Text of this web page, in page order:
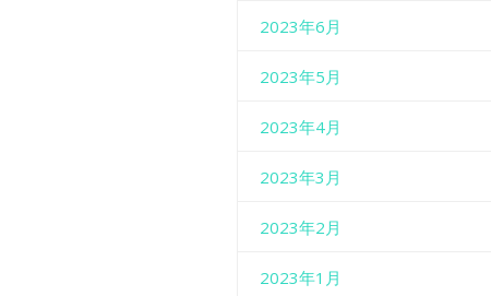
2023年6月
2023年5月
2023年4月
2023年3月
2023年2月
2023年1月